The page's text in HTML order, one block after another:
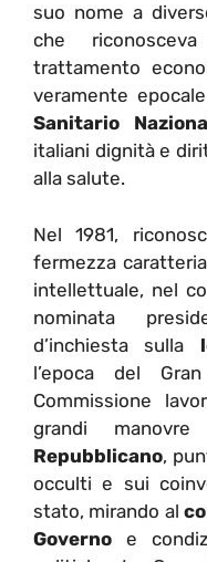
suo nome a
che
trattamento
veramente
Sanitario
italiani dignità e
alla salute.
Nel 1981,
fermezza
intellettuale, nel
nominata
d’inchiesta sulla
l’epoca del
Commissione
grandi
Repubblicano,
occulti e sui
stato, mirando al
Governo e